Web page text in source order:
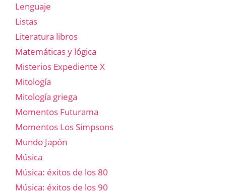
Lenguaje
Listas
Literatura libros
Matemáticas y lógica
Misterios Expediente X
Mitología
Mitología griega
Momentos Futurama
Momentos Los Simpsons
Mundo Japón
Música
Música: éxitos de los 80
Música: éxitos de los 90